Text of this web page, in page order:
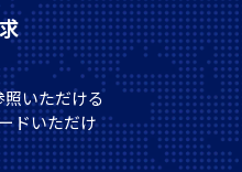
照いただける
ドいただけ